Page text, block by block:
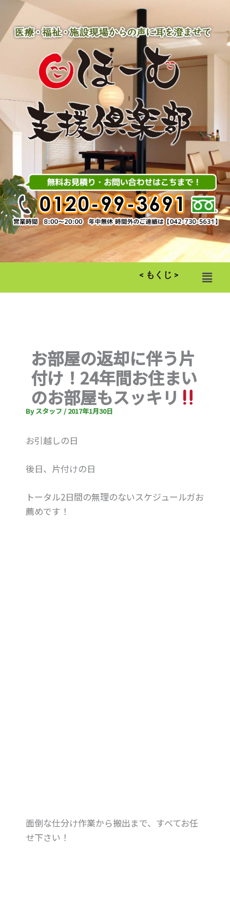
を
< もくじ > メ
ニ
ュ
お部屋の返却に伴う片
付け！24年間お住まい
のお部屋もスッキリ
Byスタッフ /2017年1月30日
お引越しの日
後日、片付けの日
トータル2日間の無理のないスケジュールガお
薦めです！
面倒な仕分け作業から搬出まで、すべてお任
せ下さい！